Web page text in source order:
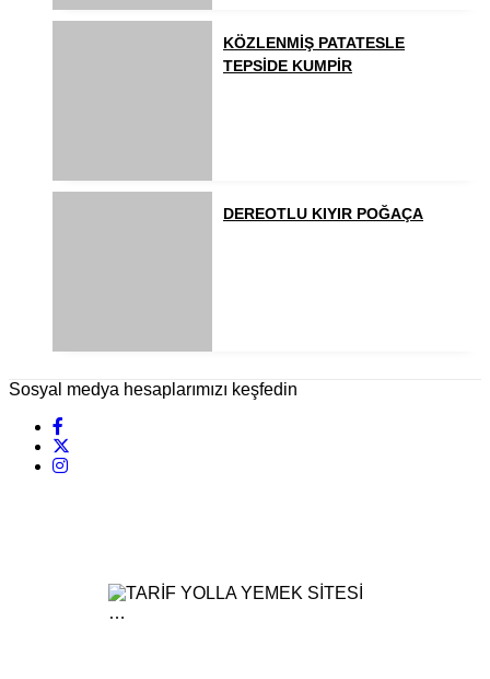
KÖZLENMİŞ PATATESLE
TEPSİDE KUMPİR
DEREOTLU KIYIR POĞAÇA
Sosyal medya hesaplarımızı keşfedin